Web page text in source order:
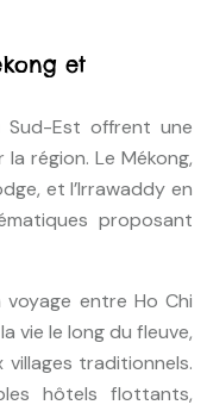
et
Sud-Est offrent une
région. Le Mékong,
et l’Irrawaddy en
proposant
voyage entre Ho Chi
vie le long du fleuve,
traditionnels.
hôtels flottants,